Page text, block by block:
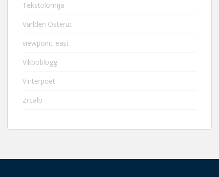
Tekstolomija
Världen Österut
viewpoint-east
Vikboblogg
Vinterpoet
Zrcalo